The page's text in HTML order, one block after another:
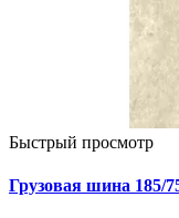
Быстрый просмотр
Грузовая шина 185/